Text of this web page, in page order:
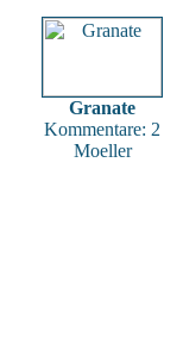
Granate
Kommentare: 2
Moeller